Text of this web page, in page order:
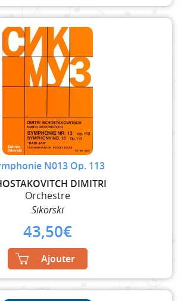
N013 Op. 113
DIMITRI
Orchestre
Sikorski
43,50€
Ajouter